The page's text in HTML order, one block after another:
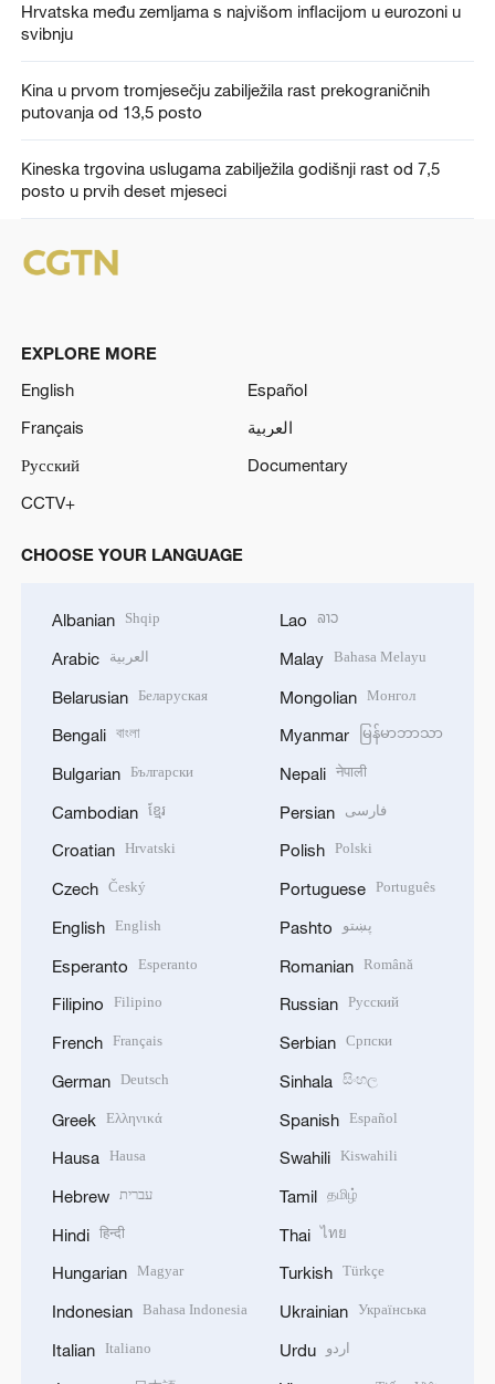
Hrvatska među zemljama s najvišom inflacijom u eurozoni u
svibnju
Kina u prvom tromjesečju zabilježila rast prekograničnih
putovanja od 13,5 posto
Kineska trgovina uslugama zabilježila godišnji rast od 7,5
posto u prvih deset mjeseci
EXPLORE MORE
English
Español
Français
العربية
Русский
Documentary
CCTV+
CHOOSE YOUR LANGUAGE
Albanian Shqip
Arabic العربية
Belarusian Беларуская
Bengali বাংলা
Bulgarian Български
Cambodian ខ្មែរ
Croatian Hrvatski
Czech Český
English English
Esperanto Esperanto
Filipino Filipino
French Français
German Deutsch
Greek Ελληνικά
Hausa Hausa
Hebrew עברית
Hindi हिन्दी
Hungarian Magyar
Indonesian Bahasa Indonesia
Italian Italiano
Lao ລາວ
Malay Bahasa Melayu
Mongolian Монгол
Myanmar မြန်မာဘာသာ
Nepali नेपाली
Persian فارسی
Polish Polski
Portuguese Português
Pashto پښتو
Romanian Română
Russian Русский
Serbian Српски
Sinhala සිංහල
Spanish Español
Swahili Kiswahili
Tamil தமிழ்
Thai ไทย
Turkish Türkçe
Ukrainian Українська
Urdu اردو